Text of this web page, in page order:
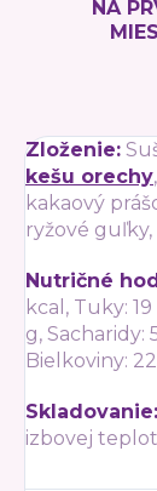
NA
Zloženie:
kešu orechy
kakaový
ryžové
Nutričné
kcal, Tuky:
g, Sacharidy:
Bielkoviny:
Skladovanie:
izbovej